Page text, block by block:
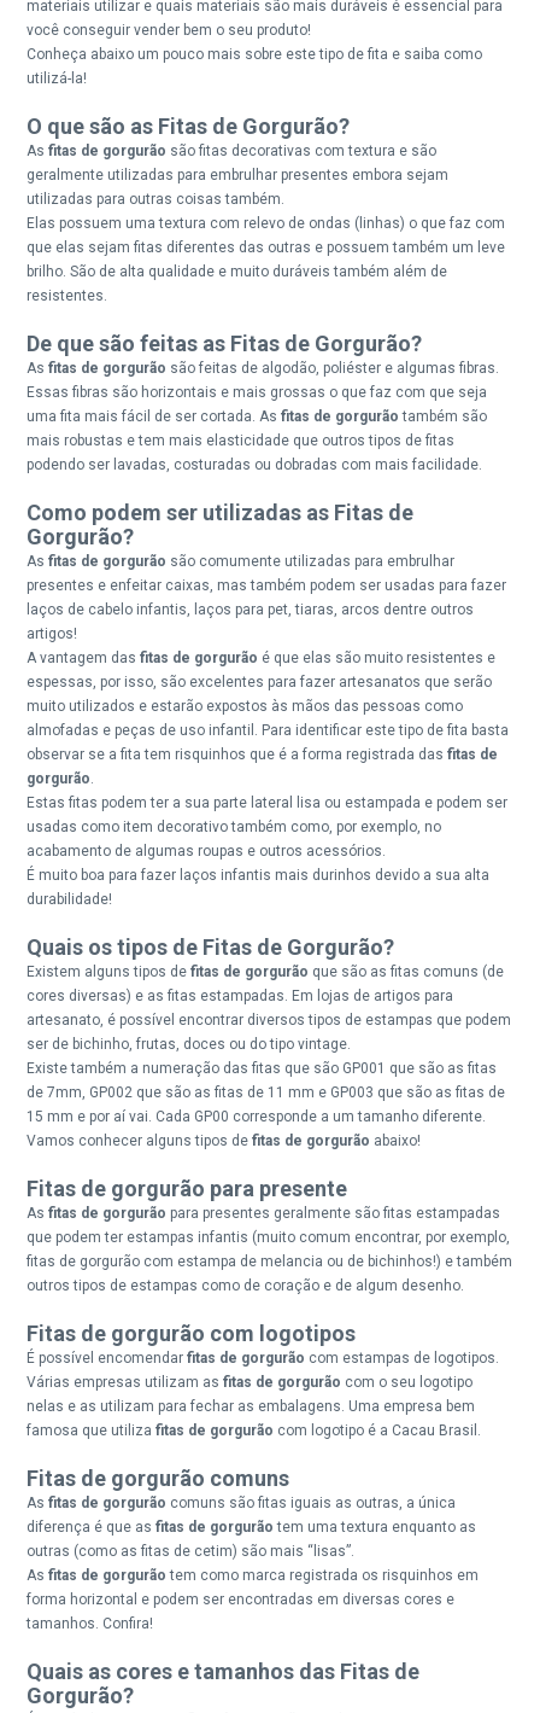
materiais utilizar e quais materiais são mais duráveis é essencial para
você conseguir vender bem o seu produto!
Conheça abaixo um pouco mais sobre este tipo de fita e saiba como
utilizá-la!
O que são as Fitas de Gorgurão?
Asfitas de gorgurão são fitas decorativas com textura e são
geralmente utilizadas para embrulhar presentes embora sejam
utilizadas para outras coisas também.
Elas possuem uma textura com relevo de ondas (linhas) o que faz com
que elas sejam fitas diferentes das outras e possuem também um leve
brilho. São de alta qualidade e muito duráveis também além de
resistentes.
De que são feitas as Fitas de Gorgurão?
Asfitas de gorgurão são feitas de algodão, poliéster e algumas fibras.
Essas fibras são horizontais e mais grossas o que faz com que seja
uma fita mais fácil de ser cortada. Asfitas de gorgurão também são
mais robustas e tem mais elasticidade que outros tipos de fitas
podendo ser lavadas, costuradas ou dobradas com mais facilidade.
Como podem ser utilizadas as Fitas de
Gorgurão?
As fitas de gorgurão são comumente utilizadas para embrulhar
presentes e enfeitar caixas, mas também podem ser usadas para fazer
laços de cabelo infantis, laços para pet, tiaras, arcos dentre outros
artigos!
A vantagem dasfitas de gorgurão é que elas são muito resistentes e
espessas, por isso, são excelentes para fazer artesanatos que serão
muito utilizados e estarão expostos às mãos das pessoas como
almofadas e peças de uso infantil. Para identificar este tipo de fita basta
observar se a fita tem risquinhos que é a forma registrada dasfitas de
gorgurão.
Estas fitas podem ter a sua parte lateral lisa ou estampada e podem ser
usadas como item decorativo também como, por exemplo, no
acabamento de algumas roupas e outros acessórios.
É muito boa para fazer laços infantis mais durinhos devido a sua alta
durabilidade!
Quais os tipos de Fitas de Gorgurão?
Existem alguns tipos defitas de gorgurão que são as fitas comuns (de
cores diversas) e as fitas estampadas. Em lojas de artigos para
artesanato, é possível encontrar diversos tipos de estampas que podem
ser de bichinho, frutas, doces ou do tipo vintage.
Existe também a numeração das fitas que são GP001 que são as fitas
de 7mm, GP002 que são as fitas de 11 mm e GP003 que são as fitas de
15 mm e por aí vai. Cada GP00 corresponde a um tamanho diferente.
Vamos conhecer alguns tipos defitas de gorgurão abaixo!
Fitas de gorgurão para presente
Asfitas de gorgurão para presentes geralmente são fitas estampadas
que podem ter estampas infantis (muito comum encontrar, por exemplo,
fitas de gorgurão com estampa de melancia ou de bichinhos!) e também
outros tipos de estampas como de coração e de algum desenho.
Fitas de gorgurão com logotipos
É possível encomendarfitas de gorgurão com estampas de logotipos.
Várias empresas utilizam asfitas de gorgurão com o seu logotipo
nelas e as utilizam para fechar as embalagens. Uma empresa bem
famosa que utilizafitas de gorgurão com logotipo é a Cacau Brasil.
Fitas de gorgurão comuns
Asfitas de gorgurão comuns são fitas iguais as outras, a única
diferença é que asfitas de gorgurão tem uma textura enquanto as
outras (como as fitas de cetim) são mais “lisas”.
Asfitas de gorgurão tem como marca registrada os risquinhos em
forma horizontal e podem ser encontradas em diversas cores e
tamanhos. Confira!
Quais as cores e tamanhos das Fitas de
Gorgurão?